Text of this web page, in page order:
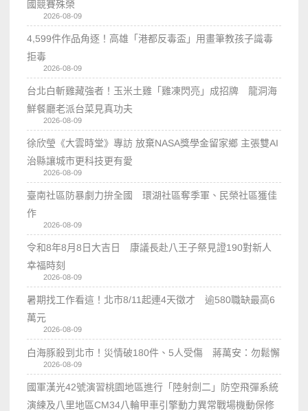
國競賽殊榮
2026-08-09
4,599件作品角逐！高雄「港都反毒盃」用畫筆教孩子識毒
拒毒
2026-08-09
台北白斬雞藏強者！玉米土雞「雞凍閃亮」成招牌 龍洞海
鮮餐廳老派台菜見真功夫
2026-08-09
徐欣瑩《大雲時堂》專訪 放棄NASA獎學金留家鄉 主張雙AI
治縣讓城市更科技更有愛
2026-08-09
臺南社區防暴劇力拚全國 環湖社區奪季軍、民榮社區獲佳
作
2026-08-09
令和8年8月8日大吉日 康議長赴八王子祭見證190對新人
幸福時刻
2026-08-09
暑期找工作看這！北市8/11起連4天徵才 逾580職缺最高6
萬元
2026-08-09
白海豚殺到北市！災情破180件、5人受傷 蔣萬安：勿鬆懈
2026-08-09
國軍漢光42號演習桃園地區進行「陸射劍二」防空飛彈系統
演練及八里地區CM34八輪甲車引擎動力異常戰場機動保修